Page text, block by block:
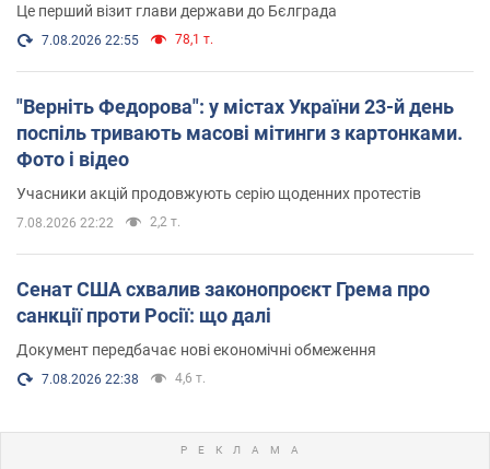
Це перший візит глави держави до Бєлграда
7.08.2026 22:55 78,1 т.
"Верніть Федорова": у містах України 23-й день
поспіль тривають масові мітинги з картонками.
Фото і відео
Учасники акцій продовжують серію щоденних протестів
7.08.2026 22:22 2,2 т.
Сенат США схвалив законопроєкт Грема про
санкції проти Росії: що далі
Документ передбачає нові економічні обмеження
7.08.2026 22:38 4,6 т.